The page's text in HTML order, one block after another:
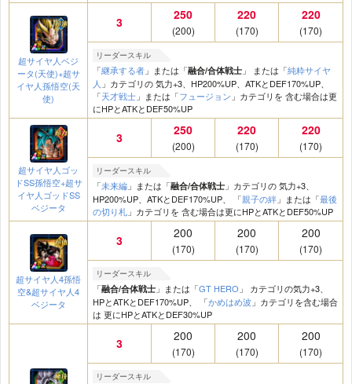
超サイヤ人ベジ
ータ(天使)+超サ
イヤ人孫悟空(天
使)
3 250
(200)
220
(170)
220
(170)
リーダースキル
「継承する者 」または「融合/合体戦士 」 または「純粋サイヤ
人 」カテゴリの 気力+3、HP200%UP、ATKとDEF170%UP、
「天才戦士 」または「フュージョン 」カテゴリを 含む場合は更
にHPとATKとDEF50%UP
超サイヤ人ゴッ
ドSS孫悟空+超サ
イヤ人ゴッドSS
ベジータ
3 250
(200)
220
(170)
220
(170)
リーダースキル
「未来編 」または「融合/合体戦士 」カテゴリの 気力+3、
HP200%UP、ATKとDEF170%UP、 「親子の絆 」または「最後
の切り札 」カテゴリを 含む場合は更にHPとATKとDEF50%UP
超サイヤ人4孫悟
空&超サイヤ人4
ベジータ
3 200
(170)
200
(170)
200
(170)
リーダースキル
「融合/合体戦士 」または「GT HERO 」 カテゴリの気力+3、
HPとATKとDEF170%UP、 「かめはめ波 」カテゴリを含む場合
は 更にHPとATKとDEF30%UP
3 200
(170)
200
(170)
200
(170)
リーダースキル